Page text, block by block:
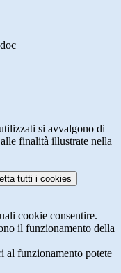
si avvalgono di
finalità illustrate nella
tutti i cookies
cookie consentire.
il funzionamento della
al funzionamento potete